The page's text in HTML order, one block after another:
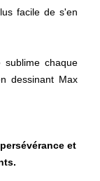
facile de s'en
sublime chaque
dessinant Max
et